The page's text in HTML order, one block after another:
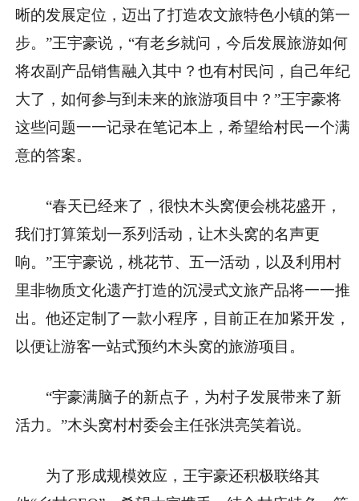
晰的发展定位，迈出了打造农文旅特色小镇的第一
步。”王宇豪说，“有老乡就问，今后发展旅游如何
将农副产品销售融入其中？也有村民问，自己年纪
大了，如何参与到未来的旅游项目中？”王宇豪将
这些问题一一记录在笔记本上，希望给村民一个满
意的答案。
“春天已经来了，很快木头窝便会桃花盛开，
我们打算策划一系列活动，让木头窝的名声更
响。”王宇豪说，桃花节、五一活动，以及利用村
里非物质文化遗产打造的沉浸式文旅产品将一一推
出。他还定制了一款小程序，目前正在加紧开发，
以便让游客一站式预约木头窝的旅游项目。
“宇豪满脑子的新点子，为村子发展带来了新
活力。”木头窝村村委会主任张洪亮笑着说。
为了形成规模效应，王宇豪还积极联络其